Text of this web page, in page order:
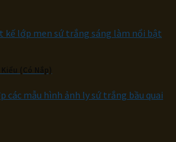
các mẫu hình ảnh ly sứ trắng bầu quai